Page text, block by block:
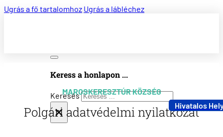
Ugrás a fő tartalomhoz Ugrás a lábléchez
Keress a honlapon ...
Keresés
× Hivatalos
MAROSKERESZTÚR KÖZSÉG
Polgári adatvédelmi nyilatkozat